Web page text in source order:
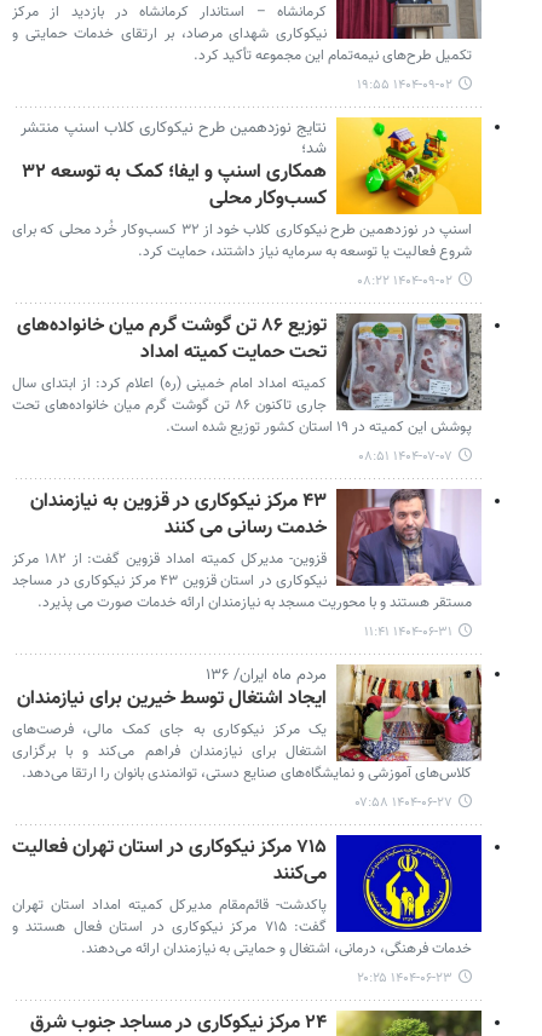
کرمانشاه – استاندار کرمانشاه در بازدید از مرکز
نیکوکاری شهدای مرصاد، بر ارتقای خدمات حمایتی و
تکمیل طرح‌های نیمه‌تمام این مجموعه تأکید کرد.
۱۴۰۴-۰۹-۰۲ ۱۹:۵۵
نتایج نوزدهمین طرح نیکوکاری کلاب اسنپ منتشر
شد؛
همکاری اسنپ و ایفا؛ کمک به توسعه‌ ۳۲
کسب‌وکار محلی
اسنپ در نوزدهمین طرح نیکوکاری کلاب خود از ۳۲ کسب‌وکار خُرد محلی که برای
شروع فعالیت یا توسعه به سرمایه نیاز داشتند، حمایت کرد.
۱۴۰۴-۰۹-۰۲ ۰۸:۲۲
توزیع ۸۶ تن گوشت گرم میان خانواده‌های
تحت حمایت کمیته امداد
کمیته امداد امام خمینی (ره) اعلام کرد: از ابتدای سال
جاری تاکنون ۸۶ تن گوشت گرم میان خانواده‌های تحت
پوشش این کمیته در ۱۹ استان کشور توزیع شده است.
۱۴۰۴-۰۷-۰۷ ۰۸:۵۱
۴۳ مرکز نیکوکاری در قزوین به نیازمندان
خدمت رسانی می کنند
قزوین- مدیرکل کمیته امداد قزوین گفت: از ۱۸۲ مرکز
نیکوکاری در استان قزوین ۴۳ مرکز نیکوکاری در مساجد
مستقر هستند و با محوریت مسجد به نیازمندان ارائه خدمات صورت می پذیرد.
۱۴۰۴-۰۶-۳۱ ۱۱:۴۱
مردم ماه ایران/ ۱۳۶
ایجاد اشتغال توسط خیرین برای نیازمندان
یک مرکز نیکوکاری به جای کمک مالی، فرصت‌های
اشتغال برای نیازمندان فراهم می‌کند و با برگزاری
کلاس‌های آموزشی و نمایشگاه‌های صنایع دستی، توانمندی بانوان را ارتقا می‌دهد.
۱۴۰۴-۰۶-۲۷ ۰۷:۵۸
۷۱۵ مرکز نیکوکاری در استان تهران فعالیت
می‌کنند
پاکدشت- قائم‌مقام مدیرکل کمیته امداد استان تهران
گفت: ۷۱۵ مرکز نیکوکاری در استان فعال هستند و
خدمات فرهنگی، درمانی، اشتغال و حمایتی به نیازمندان ارائه می‌دهند.
۱۴۰۴-۰۶-۲۳ ۲۰:۲۵
۲۴ مرکز نیکوکاری در مساجد جنوب شرق